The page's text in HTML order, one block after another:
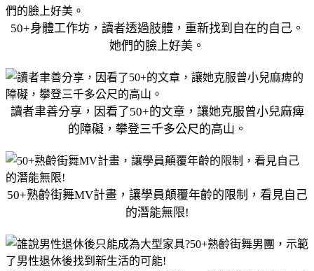
50+身體工作坊，讀者透過肢體，重新找到自在的自己。
她們的臉上好美。
讀者聿善分享，因看了50+的文章，讓她克服曾小兒麻痺
的障礙，攀登三千多公尺的高山。
50+熟齡街舞MV計畫，讓學員顛覆年齡的限制，看見自己
的潛能無限!